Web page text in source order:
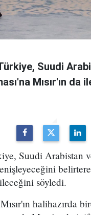
Suudi
Mısır'ın
Suudi Arabistan
söyledi.
halihazırda